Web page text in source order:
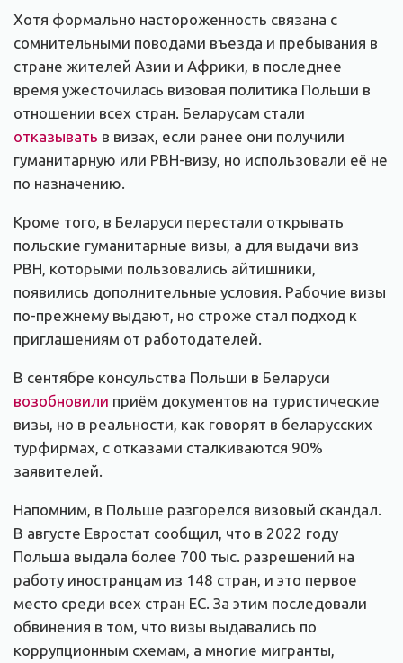
Хотя формально настороженность связана с
сомнительными поводами въезда и пребывания в
стране жителей Азии и Африки, в последнее
время ужесточилась визовая политика Польши в
отношении всех стран. Беларусам стали
отказывать в визах, если ранее они получили
гуманитарную или PBH-визу, но использовали её не
по назначению.
Кроме того, в Беларуси перестали открывать
польские гуманитарные визы, а для выдачи виз
PBH, которыми пользовались айтишники,
появились дополнительные условия. Рабочие визы
по-прежнему выдают, но строже стал подход к
приглашениям от работодателей.
В сентябре консульства Польши в Беларуси
возобновили приём документов на туристические
визы, но в реальности, как говорят в беларусских
турфирмах, с отказами сталкиваются 90%
заявителей.
Напомним, в Польше разгорелся визовый скандал.
В августе Евростат сообщил, что в 2022 году
Польша выдала более 700 тыс. разрешений на
работу иностранцам из 148 стран, и это первое
место среди всех стран ЕС. За этим последовали
обвинения в том, что визы выдавались по
коррупционным схемам, а многие мигранты,